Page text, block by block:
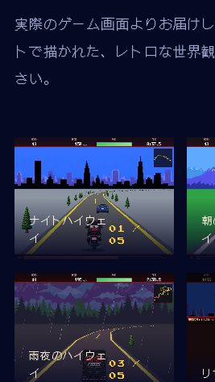
実際のゲーム画面よりお届け
トで描かれた、レトロな世界
さい。
ナイトハイウェ
イ
01
/
05
イ
雨夜のハイウェ
イ
03 /
05